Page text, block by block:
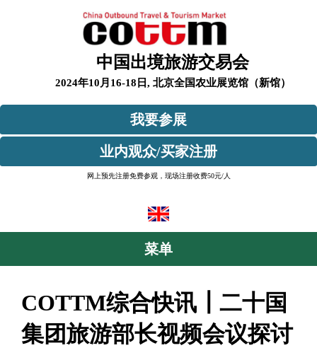
中国出境旅游交易会
2024年10月16-18日, 北京全国农业展览馆（新馆）
我要参展
业内观众/买家注册
网上预先注册免费参观，现场注册收费50元/人
菜单
COTTM综合快讯┃二十国
集团旅游部长视频会议探讨